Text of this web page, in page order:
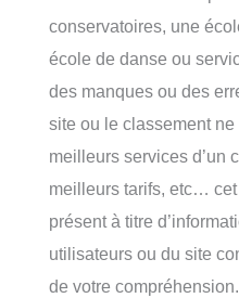
conservatoires, une
école de danse ou
des manques ou des
site ou le classement
meilleurs services d’un
meilleurs tarifs, etc…
présent à titre
utilisateurs ou du site
de votre compréhension.